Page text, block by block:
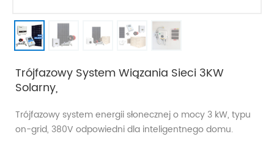
Trójfazowy System Wiązania Sieci 3KW
Solarny,
Trójfazowy system energii słonecznej o mocy 3 kW, typu
on-grid, 380V odpowiedni dla inteligentnego domu.